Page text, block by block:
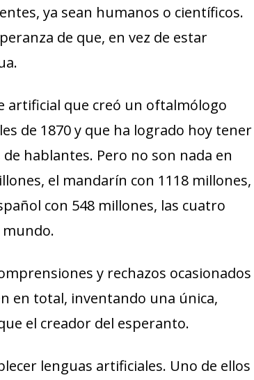
ya sean humanos o científicos.
de que, en vez de estar
artificial que creó un oftalmólogo
de 1870 y que ha logrado hoy tener
hablantes. Pero no son nada en
el mandarín con 1118 millones,
con 548 millones, las cuatro
mundo.
y rechazos ocasionados
en total, inventando una única,
el creador del esperanto.
lenguas artificiales. Uno de ellos